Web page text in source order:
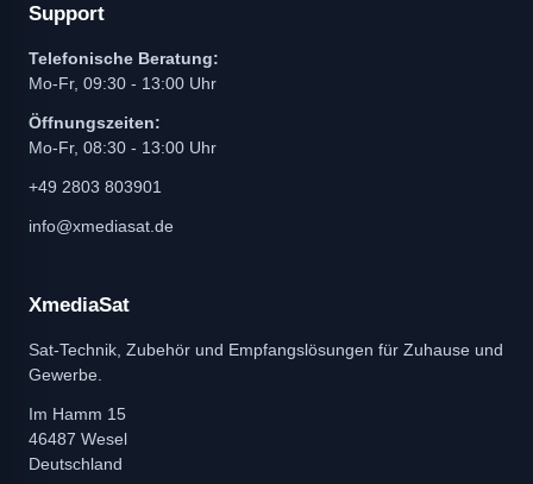
Support
Telefonische Beratung:
Mo-Fr, 09:30 - 13:00 Uhr
Öffnungszeiten:
Mo-Fr, 08:30 - 13:00 Uhr
+49 2803 803901
info@xmediasat.de
XmediaSat
Sat-Technik, Zubehör und Empfangslösungen für Zuhause und
Gewerbe.
Im Hamm 15
46487 Wesel
Deutschland